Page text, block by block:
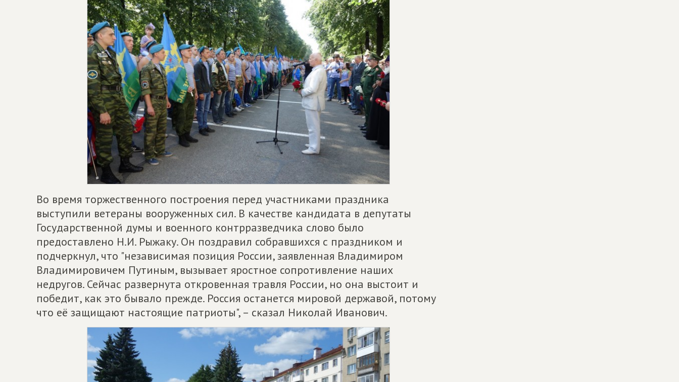
Во время торжественного построения перед участниками праздника
выступили ветераны вооруженных сил. В качестве кандидата в депутаты
Государственной думы и военного контрразведчика слово было
предоставлено Н.И. Рыжаку. Он поздравил собравшихся с праздником и
подчеркнул, что "независимая позиция России, заявленная Владимиром
Владимировичем Путиным, вызывает яростное сопротивление наших
недругов. Сейчас развернута откровенная травля России, но она выстоит и
победит, как это бывало прежде. Россия останется мировой державой, потому
что её защищают настоящие патриоты", – сказал Николай Иванович.